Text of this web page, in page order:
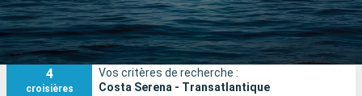
Mois de départ
Ports Compagnies
Rechercher
4
croisières
Vos critères de recherche :
Costa Serena - Transatlantique